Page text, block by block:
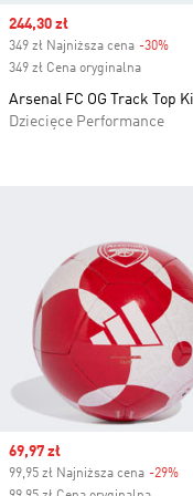
Sale price
69,97 zł
99,95 zł Najniższa cena -29%
Sale price
244,30 zł
349 zł Najniższa cena -30%
349 zł Cena oryginalna
Arsenal FC OG Track Top
Dziecięce Performance